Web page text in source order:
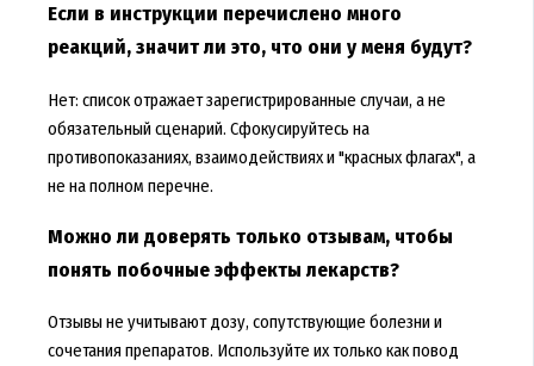
Если в инструкции перечислено много
реакций, значит ли это, что они у меня будут?
Нет: список отражает зарегистрированные случаи, а не
обязательный сценарий. Сфокусируйтесь на
противопоказаниях, взаимодействиях и "красных флагах", а
не на полном перечне.
Можно ли доверять только отзывам, чтобы
понять побочные эффекты лекарств?
Отзывы не учитывают дозу, сопутствующие болезни и
сочетания препаратов. Используйте их только как повод